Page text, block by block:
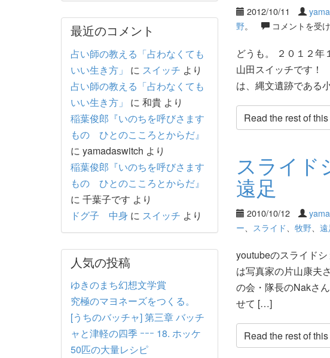
2012/10/11
野。 コメントを受
どうも。 ２０１２年
山田スイッチです！
は、縄文遺跡である
Read the rest of
スライド
遠足
2010/10/12
ー
スライド 牧野 遠
youtubeのスライド
は写真家の片山康夫
の会・隊長のNakさ
せて […]
Read the rest of
最近のコメント
占い師の教える「占わなくても
いい生き方」
に スイッチ より
占い師の教える「占わなくても
いい生き方」
に 和貴 より
稲葉俊郎『いのちを呼びさます
もの ひとのこころとからだ』
に yamadaswitch より
稲葉俊郎『いのちを呼びさます
もの ひとのこころとからだ』
に 千葉子です より
ドグ子 中身 に スイッチ より
人気の投稿
ゆきのまち幻想文学賞
究極のマヨネーズをつくる。
[うちのバッチャ] 第三章 バッチ
ャと津軽の四季 ｰｰｰ 18. ホッケ
50匹の大量レシピ